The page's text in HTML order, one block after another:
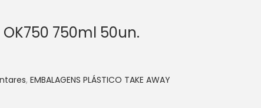
750ml 50un.
, EMBALAGENS PLÁSTICO TAKE AWAY